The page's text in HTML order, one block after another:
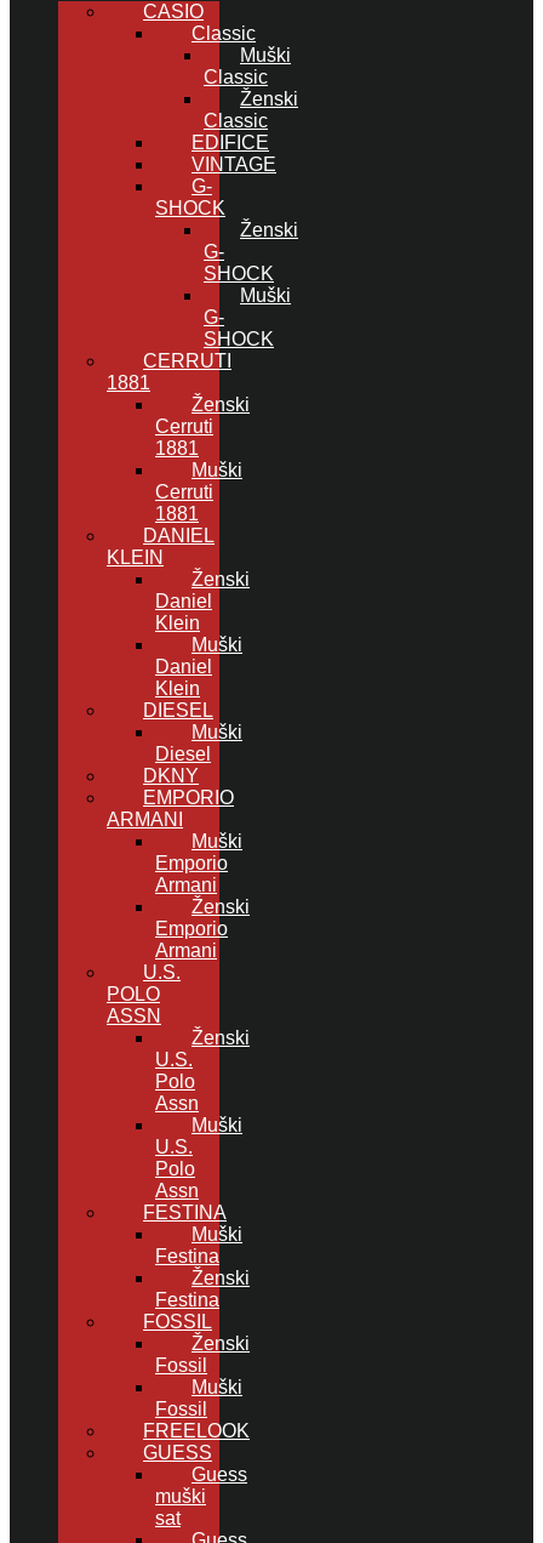
CASIO
Classic
Muški
Classic
Ženski
Classic
EDIFICE
VINTAGE
G-
SHOCK
Ženski
G-
SHOCK
Muški
G-
SHOCK
CERRUTI
1881
Ženski
Cerruti
1881
Muški
Cerruti
1881
DANIEL
KLEIN
Ženski
Daniel
Klein
Muški
Daniel
Klein
DIESEL
Muški
Diesel
DKNY
EMPORIO
ARMANI
Muški
Emporio
Armani
Ženski
Emporio
Armani
U.S.
POLO
ASSN
Ženski
U.S.
Polo
Assn
Muški
U.S.
Polo
Assn
FESTINA
Muški
Festina
Ženski
Festina
FOSSIL
Ženski
Fossil
Muški
Fossil
FREELOOK
GUESS
Guess
muški
sat